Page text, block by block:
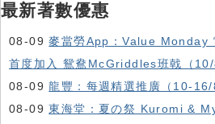
最新著數優惠
08-09麥當勞App：Value Monday
首度加入 鴛鴦McGriddles班戟（10/
08-09龍豐：每週精選推廣（10-16/
08-09東海堂：夏の祭 Kuromi &